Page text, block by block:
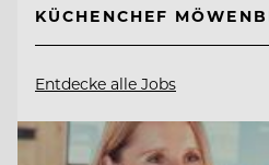
KÜCHENCHEF
Entdecke alle Jobs